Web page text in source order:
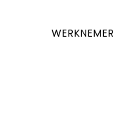
WERKNEMER